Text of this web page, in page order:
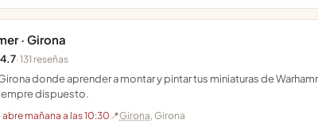
· Girona
4.7· 131 reseñas
donde aprender a montar y pintar tus miniaturas de
dispuesto.
abre mañana a las 10:30 📍Girona, Girona